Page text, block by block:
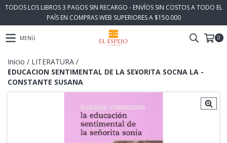
TODOS LOS LIBROS 3 PAGOS SIN RECARGO - ENVÍOS SIN COSTOS A TODO EL
PAÍS EN COMPRAS WEB SUPERIORES A $150.000
MENÚ 0
Inicio / LITERATURA /
EDUCACION SENTIMENTAL DE LA SE¥ORITA SOCNA LA -
CONSTANTE SUSANA